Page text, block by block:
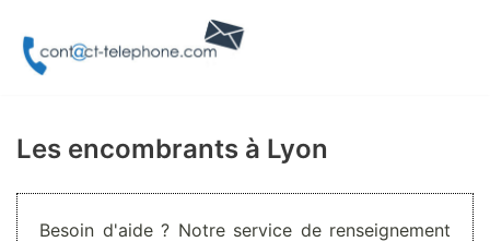
Aller
Les encombrants à Lyon
Besoin d'aide ? Notre service de renseignement